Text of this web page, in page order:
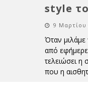
style
9 Μαρτίου
Όταν
από
τελειώσει η
που η